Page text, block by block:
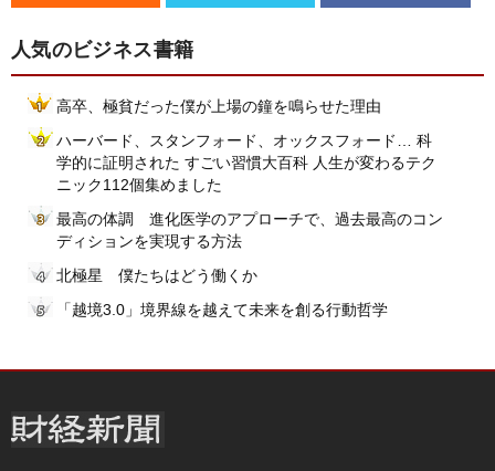
人気のビジネス書籍
高卒、極貧だった僕が上場の鐘を鳴らせた理由
ハーバード、スタンフォード、オックスフォード… 科
学的に証明された すごい習慣大百科 人生が変わるテク
ニック112個集めました
最高の体調 進化医学のアプローチで、過去最高のコン
ディションを実現する方法
北極星 僕たちはどう働くか
「越境3.0」境界線を越えて未来を創る行動哲学